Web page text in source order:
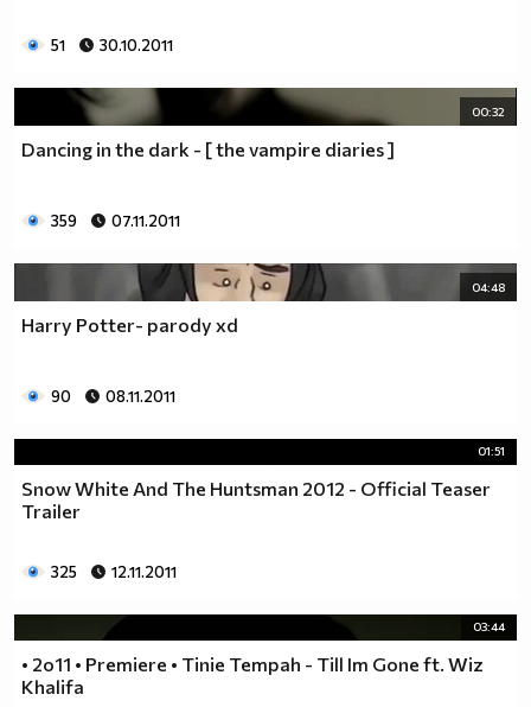
51 30.10.2011
00:32
Dancing in the dark - [ the vampire diaries ]
359 07.11.2011
04:48
Harry Potter- parody xd
90 08.11.2011
01:51
Snow White And The Huntsman 2012 - Official Teaser
Trailer
325 12.11.2011
03:44
• 2o11 • Premiere • Tinie Tempah - Till Im Gone ft. Wiz
Khalifa